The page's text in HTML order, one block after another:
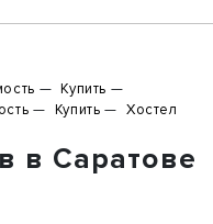
Купить
Купить Хостел
в Саратове